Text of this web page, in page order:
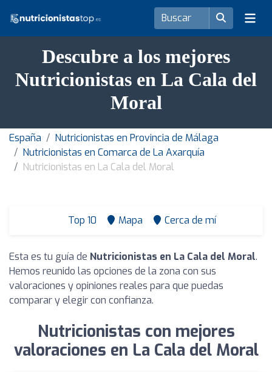
Descubre a los mejores
Nutricionistas en La Cala del
Moral
España
Nutricionistas en Provincia de Málaga
Nutricionistas en Comarca de La Axarquía
Nutricionistas en La Cala del Moral
Top 10 Mapa Cerca de mí
Esta es tu guía de Nutricionistas en La Cala del Moral.
Hemos reunido las opciones de la zona con sus
valoraciones y opiniones reales para que puedas
comparar y elegir con confianza.
Nutricionistas con mejores
valoraciones en La Cala del Moral